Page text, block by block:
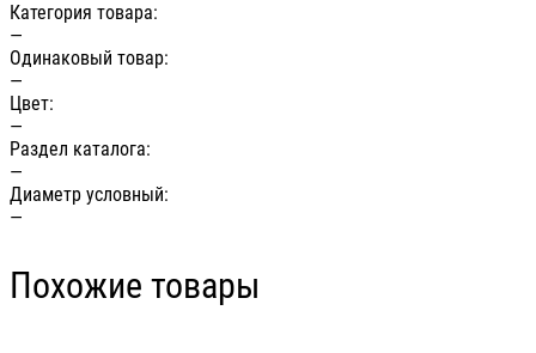
Категория товара:
—
Одинаковый товар:
—
Цвет:
—
Раздел каталога:
—
Диаметр условный:
—
Похожие товары